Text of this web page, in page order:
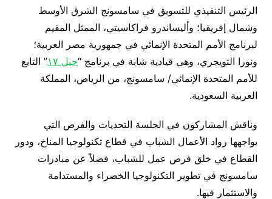
الرئيس التنفيذي للتسويق في سامسونج الشرق الأوسط
وشمال إفريقيا؛ وأليساندرو فراكاسيتي، الممثل المقيم
لبرنامج الأمم المتحدة الإنمائي في جمهورية مصر العربية؛
ونورا التويجري، وهي قيادية شابة في برنامج “جيل ١٧
” التابع
للأمم المتحدة الإنمائي/ سامسونج، من الرياض، المملكة
العربية السعودية.
وناقش المشاركون في الجلسة التحديات والفرص التي
يواجهها رواد الأعمال الشباب في قطاع تكنولوجيا المناخ، ودور
القطاع في خلق فرص عمل للشباب، فضلاً عن مبادرات
سامسونج في تطوير التكنولوجيا الخضراء والمستدامة
والاستثمار فيها.